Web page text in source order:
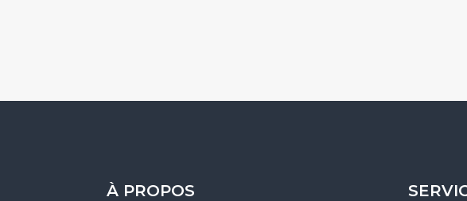
À PROPOS